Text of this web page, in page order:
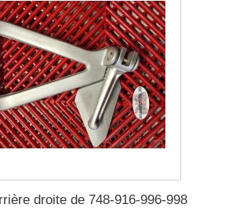
droite de 748-916-996-998